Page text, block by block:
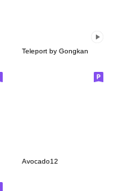
Teleport by Gongkan
Avocado12